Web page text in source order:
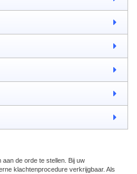
de orde te stellen. Bij uw
klachtenprocedure verkrijgbaar. Als